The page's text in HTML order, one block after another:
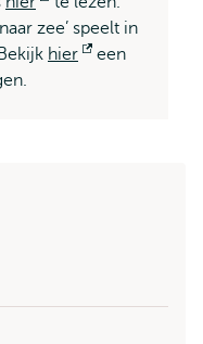
extern
zee’ speelt in
hier
Opent
een